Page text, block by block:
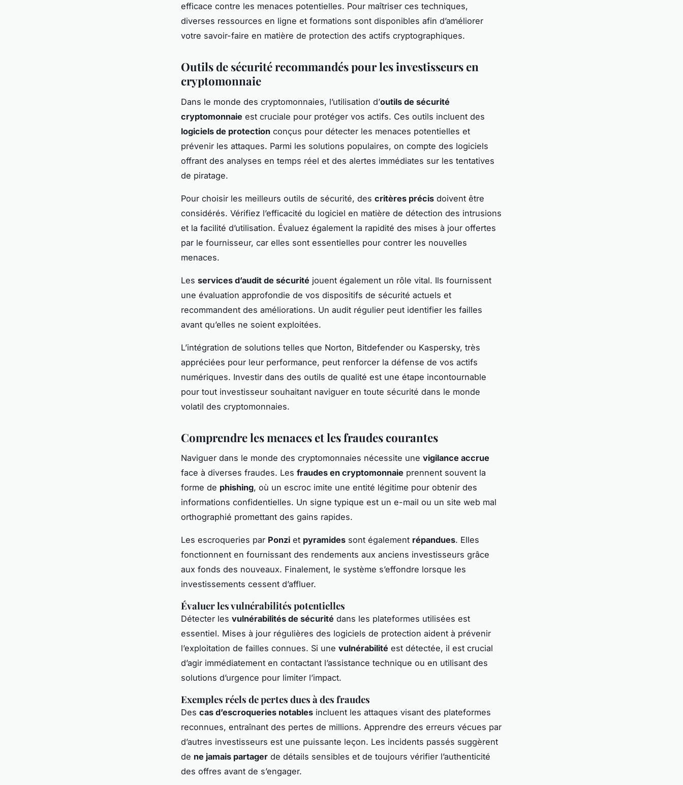
efficace contre les menaces potentielles. Pour maîtriser ces techniques,
diverses ressources en ligne et formations sont disponibles afin d’améliorer
votre savoir-faire en matière de protection des actifs cryptographiques.
Outils de sécurité recommandés pour les investisseurs en
cryptomonnaie
Dans le monde des cryptomonnaies, l’utilisation d’outils de sécurité
cryptomonnaie est cruciale pour protéger vos actifs. Ces outils incluent des
logiciels de protection conçus pour détecter les menaces potentielles et
prévenir les attaques. Parmi les solutions populaires, on compte des logiciels
offrant des analyses en temps réel et des alertes immédiates sur les tentatives
de piratage.
Pour choisir les meilleurs outils de sécurité, des critères précis doivent être
considérés. Vérifiez l’efficacité du logiciel en matière de détection des intrusions
et la facilité d’utilisation. Évaluez également la rapidité des mises à jour offertes
par le fournisseur, car elles sont essentielles pour contrer les nouvelles
menaces.
Les services d’audit de sécurité jouent également un rôle vital. Ils fournissent
une évaluation approfondie de vos dispositifs de sécurité actuels et
recommandent des améliorations. Un audit régulier peut identifier les failles
avant qu’elles ne soient exploitées.
L’intégration de solutions telles que Norton, Bitdefender ou Kaspersky, très
appréciées pour leur performance, peut renforcer la défense de vos actifs
numériques. Investir dans des outils de qualité est une étape incontournable
pour tout investisseur souhaitant naviguer en toute sécurité dans le monde
volatil des cryptomonnaies.
Comprendre les menaces et les fraudes courantes
Naviguer dans le monde des cryptomonnaies nécessite une vigilance accrue
face à diverses fraudes. Les fraudes en cryptomonnaie prennent souvent la
forme de phishing, où un escroc imite une entité légitime pour obtenir des
informations confidentielles. Un signe typique est un e-mail ou un site web mal
orthographié promettant des gains rapides.
Les escroqueries par Ponzi et pyramides sont également répandues. Elles
fonctionnent en fournissant des rendements aux anciens investisseurs grâce
aux fonds des nouveaux. Finalement, le système s’effondre lorsque les
investissements cessent d’affluer.
Évaluer les vulnérabilités potentielles
Détecter les vulnérabilités de sécurité dans les plateformes utilisées est
essentiel. Mises à jour régulières des logiciels de protection aident à prévenir
l’exploitation de failles connues. Si une vulnérabilité est détectée, il est crucial
d’agir immédiatement en contactant l’assistance technique ou en utilisant des
solutions d’urgence pour limiter l’impact.
Exemples réels de pertes dues à des fraudes
Des cas d’escroqueries notables incluent les attaques visant des plateformes
reconnues, entraînant des pertes de millions. Apprendre des erreurs vécues par
d’autres investisseurs est une puissante leçon. Les incidents passés suggèrent
de ne jamais partager de détails sensibles et de toujours vérifier l’authenticité
des offres avant de s’engager.